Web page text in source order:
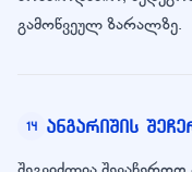
გამოწვეულ ზარალზე.
14 ანგარიშის